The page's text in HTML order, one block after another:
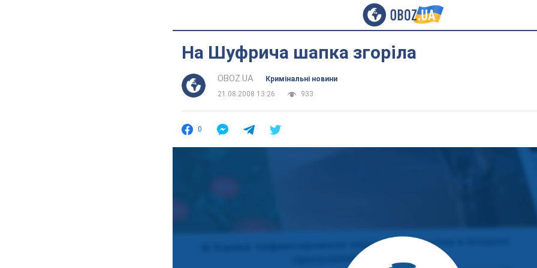
На Шуфрича шапка згоріла
OBOZ.UA
Кримінальні новини
21.08.2008 13:26
933
0